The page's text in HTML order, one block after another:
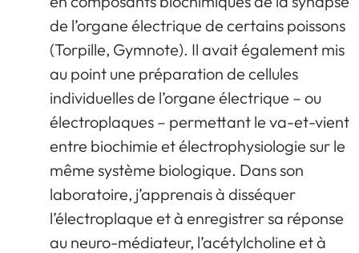
de l’organe électrique de certains poissons
(Torpille, Gymnote). Il avait également mis
au point une préparation de cellules
individuelles de l’organe électrique – ou
électroplaques – permettant le va-et-vient
entre biochimie et électrophysiologie sur le
même système biologique. Dans son
laboratoire, j’apprenais à disséquer
l’électroplaque et à enregistrer sa réponse
au neuro-médiateur, l’acétylcholine et à